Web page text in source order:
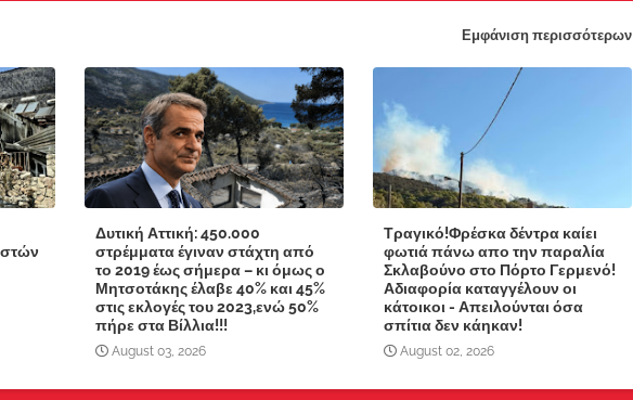
Εμφάνιση περισσότερων
Δυτική Αττική: 450.000
στρέμματα έγιναν στάχτη από
το 2019 έως σήμερα – κι όμως ο
Μητσοτάκης έλαβε 40% και 45%
στις εκλογές του 2023,ενώ 50%
πήρε στα Βίλλια!!!
August 03, 2026
Τραγικό!Φρέσκα δέντρα καίει
φωτιά πάνω απο την παραλία
Σκλαβούνο στο Πόρτο Γερμενό!
Αδιαφορία καταγγέλουν οι
κάτοικοι - Απειλούνται όσα
σπίτια δεν κάηκαν!
August 02, 2026